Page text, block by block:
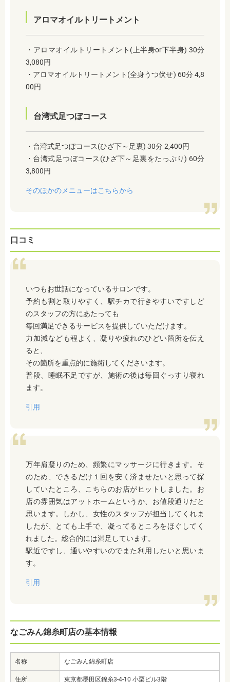
アロマオイルトリートメント
・アロマオイルトリートメント(上半身or下半身) 30分
3,080円
・アロマオイルトリートメント(全身うつ伏せ) 60分 4,8
00円
台湾式足つぼコース
・台湾式足つぼコース(ひざ下～足裏) 30分 2,400円
・台湾式足つぼコース(ひざ下～足裏をたっぷり) 60分
3,800円
そのほかのメニューはこちらから
口コミ
いつもお世話になっているサロンです。
予約も割と取りやすく、駅チカで行きやすいですしど
のスタッフの方にあたっても
毎回満足できるサービスを提供していただけます。
力加減なども程よく、凝りや疲れのひどい箇所を伝え
ると、
その箇所を重点的に施術してくださいます。
普段、睡眠不足ですが、施術の後は毎回ぐっすり寝れ
ます。
引用
万年肩凝りのため、頻繁にマッサージに行きます。そ
のため、できるだけ１回を安く済ませたいと思って探
していたところ、こちらのお店がヒットしました。お
店の雰囲気はアットホームというか、お値段通りだと
思います。しかし、女性のスタッフが担当してくれま
したが、とても上手で、凝ってるところをほぐしてく
れました。総合的には満足しています。
駅近ですし、通いやすいのでまた利用したいと思いま
す。
引用
なごみん錦糸町店の基本情報
名称 なごみん錦糸町店
住所 東京都墨田区錦糸3-4-10 小栗ビル3階